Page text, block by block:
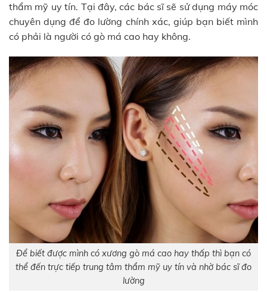
thẩm mỹ uy tín. Tại đây, các bác sĩ sẽ sử dụng máy móc
chuyên dụng để đo lường chính xác, giúp bạn biết mình
có phải là người có gò má cao hay không.
Để biết được mình có xương gò má cao hay thấp thì bạn có
thể đến trực tiếp trung tâm thẩm mỹ uy tín và nhờ bác sĩ đo
lường